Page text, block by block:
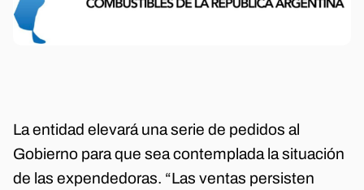
La entidad elevará una serie de pedidos al
Gobierno para que sea contemplada la situación
de las expendedoras. “Las ventas persisten